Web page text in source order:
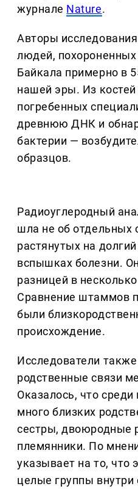
журнале Nature.
Авторы
людей,
Байкала примерно в
нашей эры. Из костей
погребенных
древнюю ДНК и
бактерии —
образцов.
Радиоуглеродный
шла не об отдельных
растянутых на
вспышках болезни.
разницей в
Сравнение штаммов
были
происхождение.
Исследователи также
родственные связи
Оказалось, что
много близких
сестры, двоюродные
племянники. По
указывает на то, что
целые группы